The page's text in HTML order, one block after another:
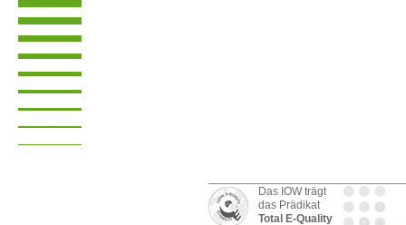
Das IOW trägt
das Prädikat
Total E-Quality